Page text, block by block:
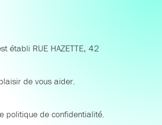
établi RUE HAZETTE, 42
de vous aider.
politique de confidentialité.